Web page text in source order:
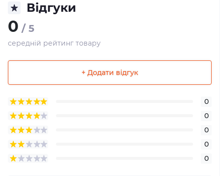
Відгуки
0 / 5
середній рейтинг товару
+ Додати відгук
0
0
0
0
0